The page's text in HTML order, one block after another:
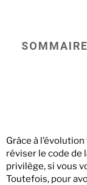
SOMMAIRE
Grâce à
réviser le code de
privilège, si vous
Toutefois, pour